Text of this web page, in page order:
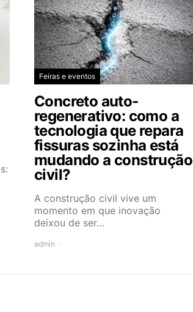
Feiras e eventos
Concreto auto-
regenerativo: como a
tecnologia que repara
fissuras sozinha está
mudando a construção
civil?
A construção civil vive um
momento em que inovação
deixou de ser…
admin